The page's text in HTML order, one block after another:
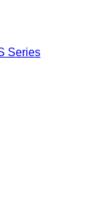
Series